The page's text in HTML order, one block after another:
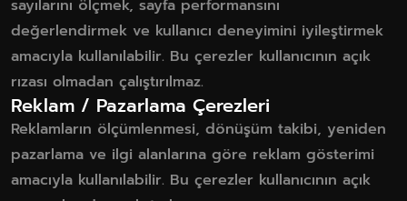
sayılarını ölçmek, sayfa performansını
değerlendirmek ve kullanıcı deneyimini iyileştirmek
amacıyla kullanılabilir. Bu çerezler kullanıcının açık
rızası olmadan çalıştırılmaz.
Reklam / Pazarlama Çerezleri
Reklamların ölçümlenmesi, dönüşüm takibi, yeniden
pazarlama ve ilgi alanlarına göre reklam gösterimi
amacıyla kullanılabilir. Bu çerezler kullanıcının açık